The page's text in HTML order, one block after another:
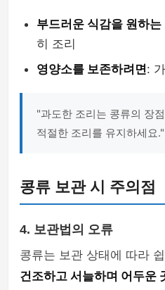
부드러운 식감을 원하는
히 조리
영양소를 보존하려면:
"과도한 조리는 콩류의 장
적절한 조리를 유지하세요."
콩류 보관 시 주의점
4. 보관법의 오류
콩류는 보관 상태에 따라
건조하고 서늘하며 어두운